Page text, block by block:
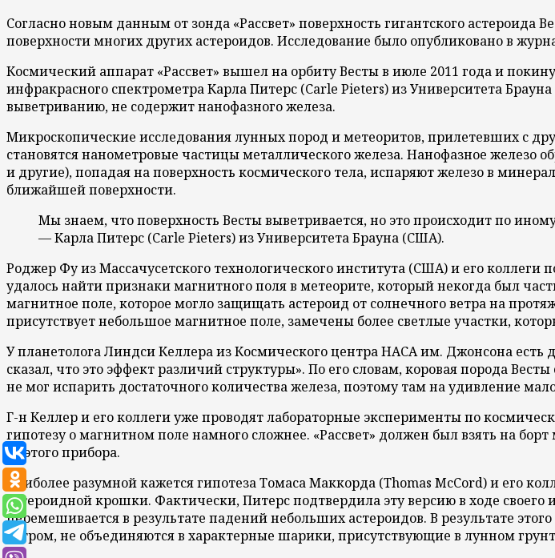
Согласно новым данным от зонда «Рассвет» поверхность гигантского астероида
поверхности многих других астероидов. Исследование было опубликовано в
Космический аппарат «Рассвет» вышел на орбиту Весты в июле 2011 года и
инфракрасного спектрометра Карла Питерс (Carle Pieters) из Университета
выветриванию, не содержит нанофазного железа.
Микроскопические исследования лунных пород и метеоритов, прилетевших с
становятся нанометровые частицы металлического железа. Нанофазное железо
и другие), попадая на поверхность космического тела, испаряют железо в
ближайшей поверхности.
Мы знаем, что поверхность Весты выветривается, но это происходит по
— Карла Питерс (Carle Pieters) из Университета Брауна (США).
Роджер Фу из Массачусетского технологического института (США) и его
удалось найти признаки магнитного поля в метеорите, который некогда был
магнитное поле, которое могло защищать астероид от солнечного ветра на
присутствует небольшое магнитное поле, замечены более светлые участки,
У планетолога Линдси Келлера из Космического центра НАСА им. Джонсона
сказал, что это эффект различий структуры». По его словам, коровая порода
не мог испарить достаточного количества железа, поэтому там на удивление
Г-н Келлер и его коллеги уже проводят лабораторные эксперименты по
гипотезу о магнитном поле намного сложнее. «Рассвет» должен был взять на
от этого прибора.
Наиболее разумной кажется гипотеза Томаса Маккорда (Thomas McCord) и его
астероидной крошки. Фактически, Питерс подтвердила эту версию в ходе своего
перемешивается в результате падений небольших астероидов. В результате
ветром, не объединяются в характерные шарики, присутствующие в лунном